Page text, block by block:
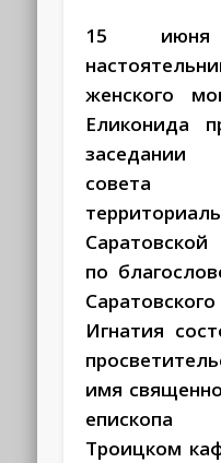
15
женского
Еликонида
заседании
совета
по
Игнатия
имя
епископа
Троицком